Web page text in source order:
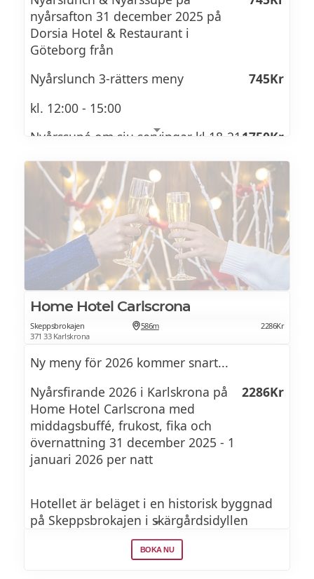
DESSERT
Banana Split Extraordinaire
Chokladsås, vaniljglass, grädde, maräng,
jordgubbscoulis
& karameliserad banan
Se brunchmeny >>
nyårsafton 31 december 2025 på
Dorsia Hotel & Restaurant i
Göteborg från
Nyårslunch 3-rätters meny
745Kr
kl. 12:00 - 15:00
Nyårssupé om sju servingar kl 18-21 1750Kr
NYÅRSSUPÉ 2025/2026
Gratinerat ostron
Citronbeurre blanc & comtée
Löjrom
Jordärtskocksskum, inkokt silverlök & dill
Pilgrimsmussla scallop
Champagne, forellrom & gräslök
Havskräfta
Torskrygg
Blåmussel veloute, purjolök, grönkol &
Home Hotel Carlscrona
Skeppsbrokajen
371 33 Karlskrona
586m 2286Kr
Ny meny för 2026 kommer snart...
Nyårsfirande 2026 i Karlskrona på
Home Hotel Carlscrona med
middagsbuffé, frukost, fika och
övernattning 31 december 2025 - 1
januari 2026 per natt
2286Kr
Hotellet är beläget i en historisk byggnad
på Skeppsbrokajen i skärgårdsidyllen
Karlskrona. Hotellet bjuder på frukost, fika
och middag, och måltiderna avnjuter du på
BOKA NU